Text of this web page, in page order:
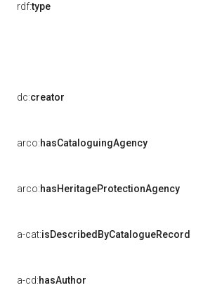
rdf:type
dc:creator
arco:hasCataloguingAgency
arco:hasHeritageProtectionAgency
a-cat:isDescribedByCatalogueRecord
a-cd:hasAuthor